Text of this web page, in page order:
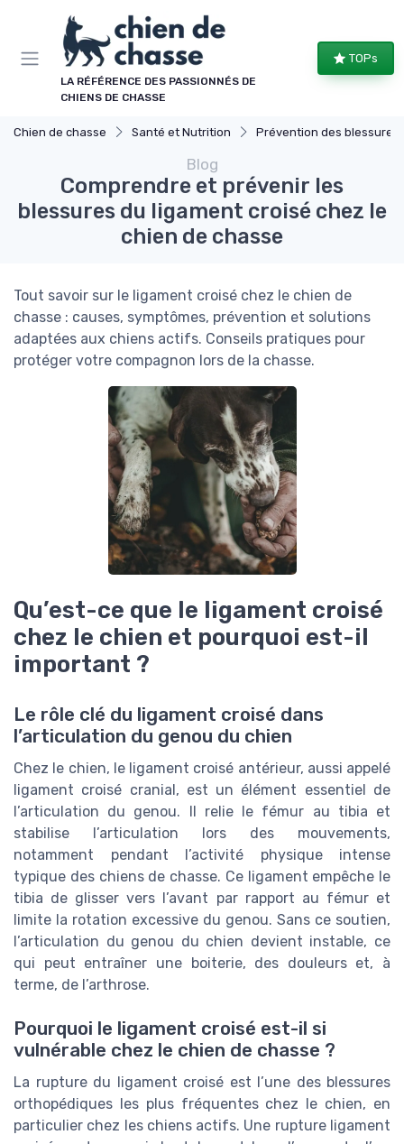
LA RÉFÉRENCE DES PASSIONNÉS DE
CHIENS DE CHASSE
TOPs
Chien de chasse Santé et Nutrition Prévention des blessures
Blog
Comprendre et prévenir les
blessures du ligament croisé chez le
chien de chasse
Tout savoir sur le ligament croisé chez le chien de
chasse : causes, symptômes, prévention et solutions
adaptées aux chiens actifs. Conseils pratiques pour
protéger votre compagnon lors de la chasse.
Qu’est-ce que le ligament croisé
chez le chien et pourquoi est-il
important ?
Le rôle clé du ligament croisé dans
l’articulation du genou du chien
Chez le chien, le ligament croisé antérieur, aussi appelé
ligament croisé cranial, est un élément essentiel de
l’articulation du genou. Il relie le fémur au tibia et
stabilise l’articulation lors des mouvements,
notamment pendant l’activité physique intense
typique des chiens de chasse. Ce ligament empêche le
tibia de glisser vers l’avant par rapport au fémur et
limite la rotation excessive du genou. Sans ce soutien,
l’articulation du genou du chien devient instable, ce
qui peut entraîner une boiterie, des douleurs et, à
terme, de l’arthrose.
Pourquoi le ligament croisé est-il si
vulnérable chez le chien de chasse ?
La rupture du ligament croisé est l’une des blessures
orthopédiques les plus fréquentes chez le chien, en
particulier chez les chiens actifs. Une rupture ligament
Panneau de gestion des cookies